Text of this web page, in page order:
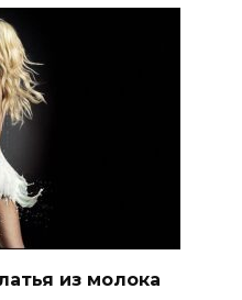
из молока